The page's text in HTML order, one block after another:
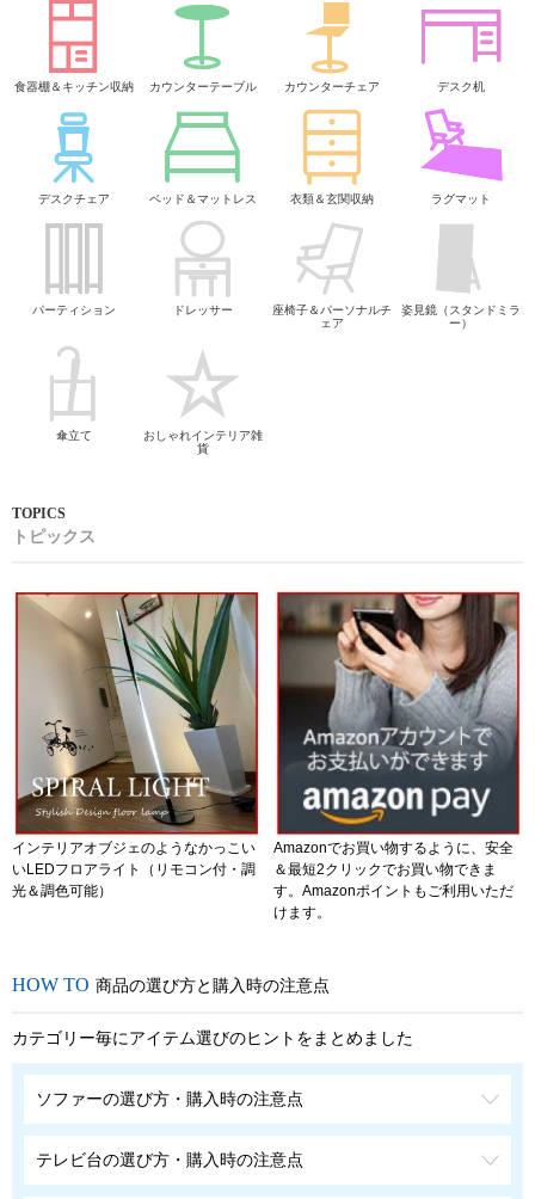
食器棚＆キッチン収納 カウンターテーブル カウンターチェア デスク机
デスクチェア ベッド＆マットレス 衣類＆玄関収納 ラグマット
パーティション ドレッサー
座椅子＆パーソナルチ
ェア
姿見鏡（スタンドミラ
ー）
傘立て
おしゃれインテリア雑
貨
トピックス
インテリアオブジェのようなかっこい
いLEDフロアライト（リモコン付・調
光＆調色可能）
Amazonでお買い物するように、安全
＆最短2クリックでお買い物できま
す。Amazonポイントもご利用いただ
けます。
商品の選び方と購入時の注意点
カテゴリー毎にアイテム選びのヒントをまとめました
ソファーの選び方・購入時の注意点
テレビ台の選び方・購入時の注意点